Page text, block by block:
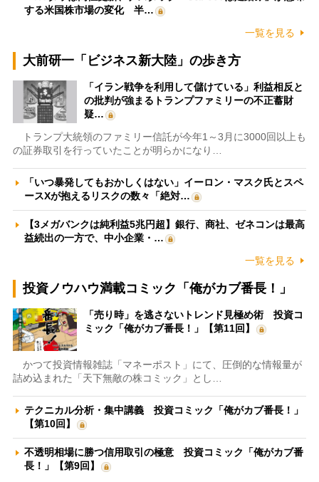
する米国株市場の変化 半…
一覧を見る
大前研一「ビジネス新大陸」の歩き方
「イラン戦争を利用して儲けている」利益相反と
の批判が強まるトランプファミリーの不正蓄財
疑…
トランプ大統領のファミリー信託が今年1～3月に3000回以上も
の証券取引を行っていたことが明らかになり…
「いつ暴発してもおかしくはない」イーロン・マスク氏とスペ
ースXが抱えるリスクの数々「絶対…
【3メガバンクは純利益5兆円超】銀行、商社、ゼネコンは最高
益続出の一方で、中小企業・…
一覧を見る
投資ノウハウ満載コミック「俺がカブ番長！」
「売り時」を逃さないトレンド見極め術 投資コ
ミック「俺がカブ番長！」【第11回】
かつて投資情報雑誌「マネーポスト」にて、圧倒的な情報量が
詰め込まれた「天下無敵の株コミック」とし…
テクニカル分析・集中講義 投資コミック「俺がカブ番長！」
【第10回】
不透明相場に勝つ信用取引の極意 投資コミック「俺がカブ番
長！」【第9回】